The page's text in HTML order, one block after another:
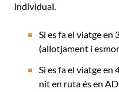
individual.
Si es fa el viatge en
(allotjament i
Si es fa el viatge en
nit en ruta és en